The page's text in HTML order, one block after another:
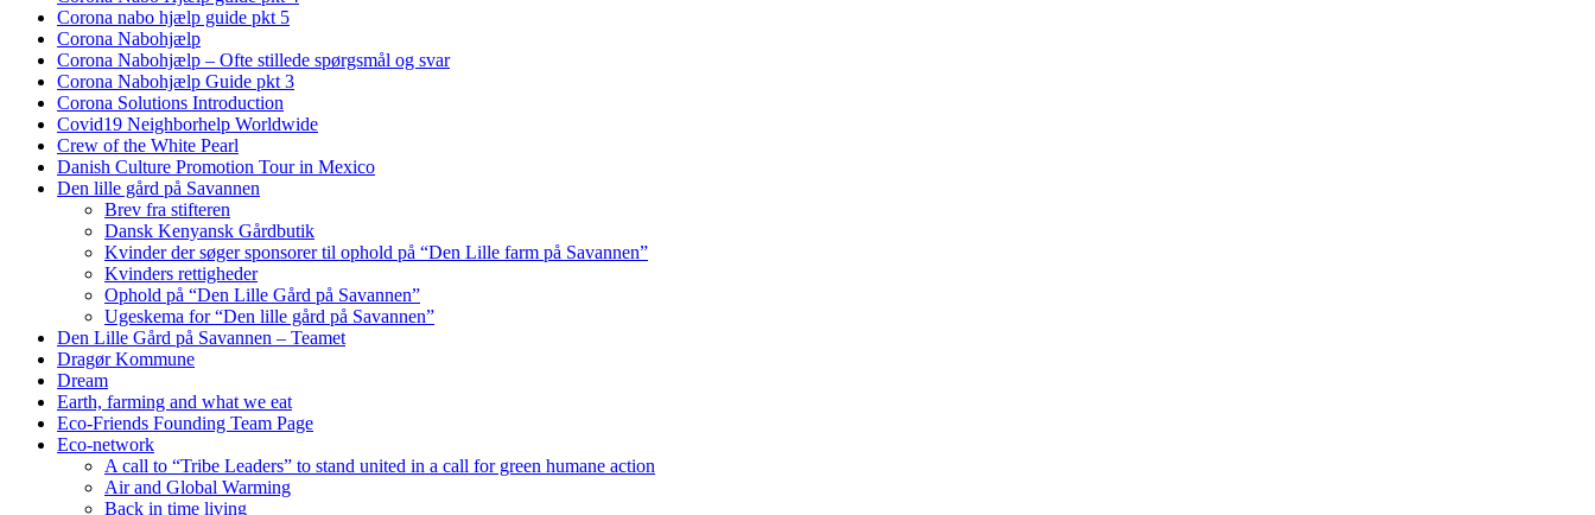
Corona nabo hjælp guide pkt 5
Corona Nabohjælp
Corona Nabohjælp – Ofte stillede spørgsmål og svar
Corona Nabohjælp Guide pkt 3
Corona Solutions Introduction
Covid19 Neighborhelp Worldwide
Crew of the White Pearl
Danish Culture Promotion Tour in Mexico
Den lille gård på Savannen
Brev fra stifteren
Dansk Kenyansk Gårdbutik
Kvinder der søger sponsorer til ophold på “Den Lille farm på Savannen”
Kvinders rettigheder
Ophold på “Den Lille Gård på Savannen”
Ugeskema for “Den lille gård på Savannen”
Den Lille Gård på Savannen – Teamet
Dragør Kommune
Dream
Earth, farming and what we eat
Eco-Friends Founding Team Page
Eco-network
A call to “Tribe Leaders” to stand united in a call for green humane action
Air and Global Warming
Back in time living